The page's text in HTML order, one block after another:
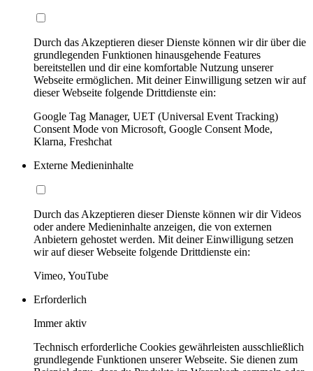
Durch das Akzeptieren dieser Dienste können wir dir über die
grundlegenden Funktionen hinausgehende Features
bereitstellen und dir eine komfortable Nutzung unserer
Webseite ermöglichen. Mit deiner Einwilligung setzen wir auf
dieser Webseite folgende Drittdienste ein:
Google Tag Manager, UET (Universal Event Tracking)
Consent Mode von Microsoft, Google Consent Mode,
Klarna, Freshchat
Externe Medieninhalte
Durch das Akzeptieren dieser Dienste können wir dir Videos
oder andere Medieninhalte anzeigen, die von externen
Anbietern gehostet werden. Mit deiner Einwilligung setzen
wir auf dieser Webseite folgende Drittdienste ein:
Vimeo, YouTube
Erforderlich
Immer aktiv
Technisch erforderliche Cookies gewährleisten ausschließlich
grundlegende Funktionen unserer Webseite. Sie dienen zum